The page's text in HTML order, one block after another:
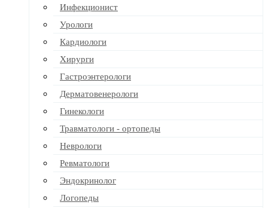
Инфекционист
Урологи
Кардиологи
Хирурги
Гастроэнтерологи
Дерматовенерологи
Гинекологи
Травматологи - ортопеды
Неврологи
Ревматологи
Эндокринолог
Логопеды